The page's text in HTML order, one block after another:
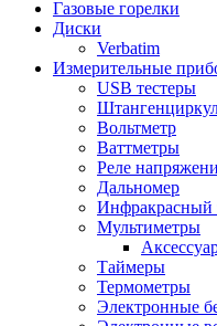
Газовые горелки
Диски
Verbatim
Измерительные
USB тестеры
Вольтметр
Ваттметры
Реле
Дальномер
Инфракрасный
Мультиметры
Таймеры
Термометры
Электронные